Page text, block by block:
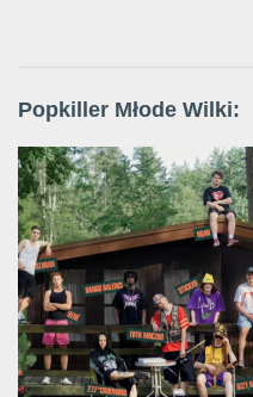
Popkiller Młode Wilki: